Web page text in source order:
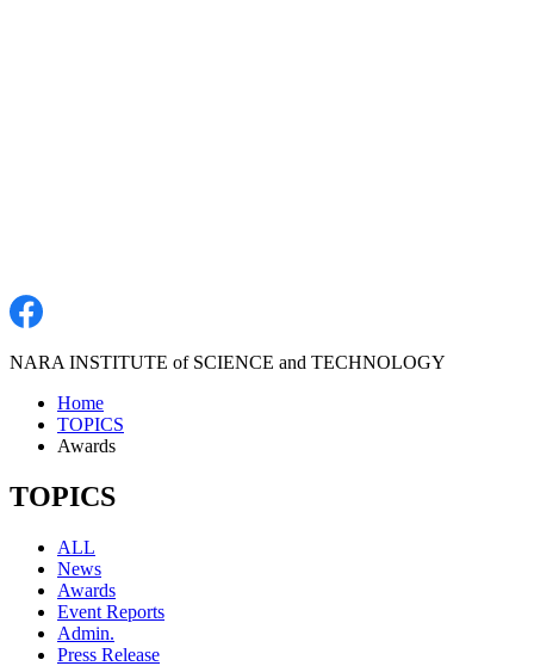
NARA INSTITUTE of SCIENCE and TECHNOLOGY
Home
TOPICS
Awards
TOPICS
ALL
News
Awards
Event Reports
Admin.
Press Release